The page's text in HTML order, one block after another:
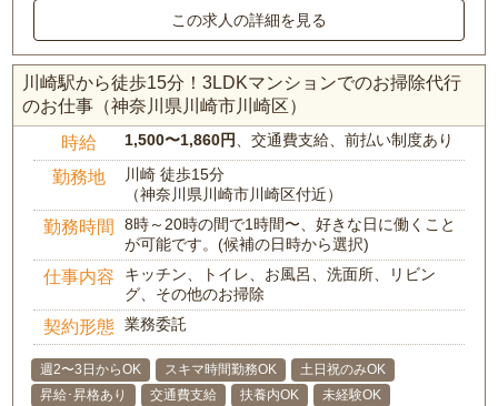
この求人の詳細を見る
川崎駅から徒歩15分！3LDKマンションでのお掃除代行
のお仕事（神奈川県川崎市川崎区）
時給 1,500〜1,860円 、交通費支給、前払い制度あり
勤務地
川崎 徒歩15分
（神奈川県川崎市川崎区付近）
勤務時間
8時～20時の間で1時間〜、好きな日に働くこと
が可能です。(候補の日時から選択)
仕事内容
キッチン、トイレ、お風呂、洗面所、リビン
グ、その他のお掃除
契約形態 業務委託
週2〜3日からOK スキマ時間勤務OK
土日祝のみOK
昇給･昇格あり
交通費支給 扶養内OK
未経験OK